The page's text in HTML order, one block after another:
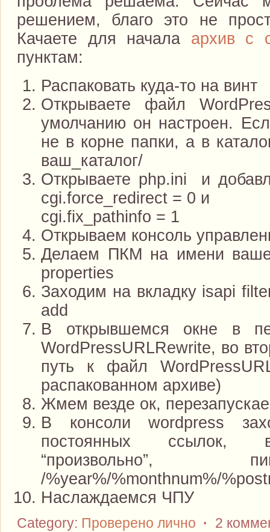
решением, благо это не
Качаете для начала архив с
пунктам:
Распаковать куда-то на винт
Открываете файл
умолчанию он настроен.
не в корне папки, а в
ваш_каталог/
Открываете php.ini и
cgi.force_redirect = 0 и
cgi.fix_pathinfo = 1
Открываем консоль
Делаем ПКМ на имени
properties
Заходим на вкладку isapi
add
В открывшемся окне в
WordPressURLRewrite, во
путь к файл
распакованном архиве)
Жмем везде ок,
В консоли wordpress
постоянных ссылок,
/%year%/%monthnum%/
Наслаждаемся ЧПУ
Category: Проверено лично · 2